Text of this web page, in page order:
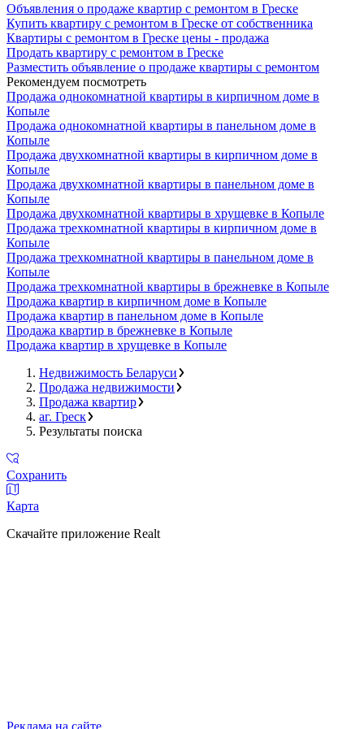
Объявления о продаже квартир с ремонтом в Греске
Купить квартиру с ремонтом в Греске от собственника
Квартиры с ремонтом в Греске цены - продажа
Продать квартиру с ремонтом в Греске
Разместить объявление о продаже квартиры с ремонтом
Рекомендуем посмотреть
Продажа однокомнатной квартиры в кирпичном доме в
Копыле
Продажа однокомнатной квартиры в панельном доме в
Копыле
Продажа двухкомнатной квартиры в кирпичном доме в
Копыле
Продажа двухкомнатной квартиры в панельном доме в
Копыле
Продажа двухкомнатной квартиры в хрущевке в Копыле
Продажа трехкомнатной квартиры в кирпичном доме в
Копыле
Продажа трехкомнатной квартиры в панельном доме в
Копыле
Продажа трехкомнатной квартиры в брежневке в Копыле
Продажа квартир в кирпичном доме в Копыле
Продажа квартир в панельном доме в Копыле
Продажа квартир в брежневке в Копыле
Продажа квартир в хрущевке в Копыле
Недвижимость Беларуси
Продажа недвижимости
Продажа квартир
аг. Греск
Результаты поиска
Сохранить
Карта
Скачайте приложение Realt
Реклама на сайте